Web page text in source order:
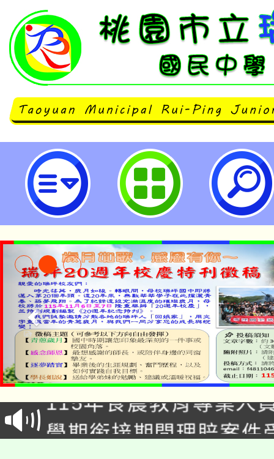
主旨：函轉法務部為強化社會大眾
檢察官於國民法官制度中協助被害
相關宣導短片，請轉知所屬推廣運
園市立瑞坪國民中學
淨零綠生活教案入校路
會
115年食農教育專業人
程
學期銜接期間理賠案件